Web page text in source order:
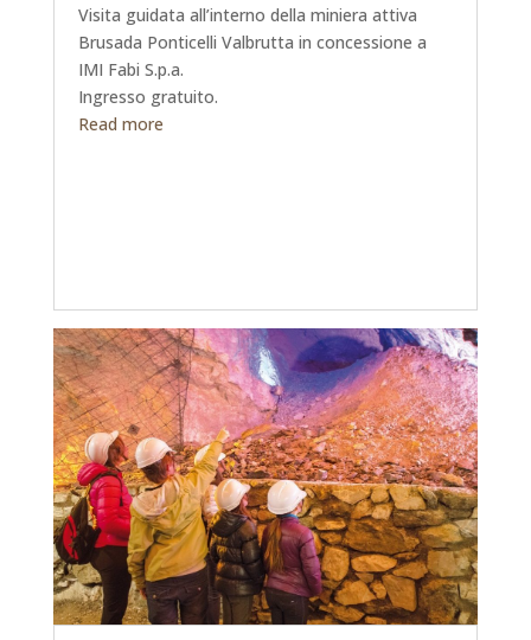
Visita guidata all’interno della miniera attiva
Brusada Ponticelli Valbrutta in concessione a
IMI Fabi S.p.a.
Ingresso gratuito.
Read more